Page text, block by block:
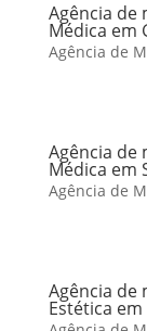
Agência de
Médica em
Agência de
Agência de
Médica em
Agência de
Agência de
Estética